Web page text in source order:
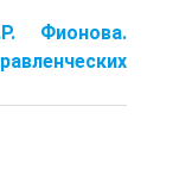
Фионова.